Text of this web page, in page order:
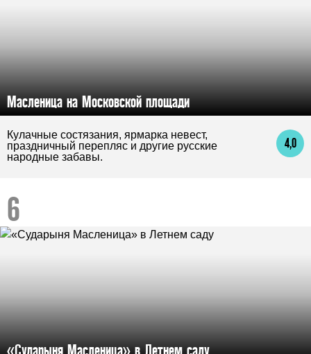
Масленица на Московской площади
4,0
Кулачные состязания, ярмарка невест,
праздничный перепляс и другие русские
народные забавы.
«Сударыня Масленица» в Летнем саду